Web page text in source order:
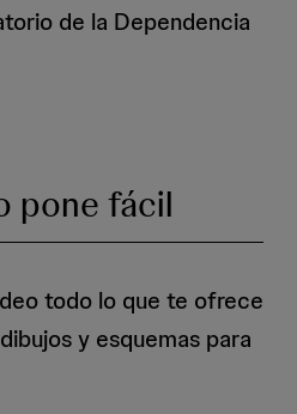
de la Dependencia
pone fácil
todo lo que te ofrece
y esquemas para